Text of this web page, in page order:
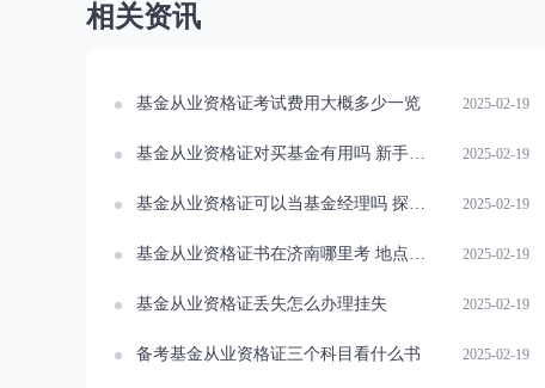
相关资讯
基金从业资格证考试费用大概多少一览 2025-02-19
基金从业资格证对买基金有用吗 新手必看 2025-02-19
基金从业资格证可以当基金经理吗 探究资格要求 2025-02-19
基金从业资格证书在济南哪里考 地点查询 2025-02-19
基金从业资格证丢失怎么办理挂失 2025-02-19
备考基金从业资格证三个科目看什么书 2025-02-19